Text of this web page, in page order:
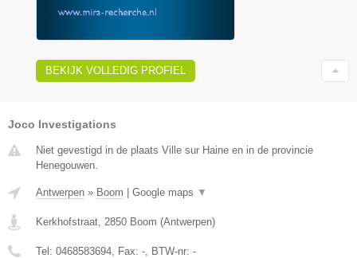
BEKIJK VOLLEDIG PROFIEL
Joco Investigations
Niet gevestigd in de plaats Ville sur Haine en in de provincie
Henegouwen.
Antwerpen » Boom Google maps ▼
Kerkhofstraat 2850 Boom (Antwerpen)
Tel: 0468583694 , Fax: - , BTW-nr: -